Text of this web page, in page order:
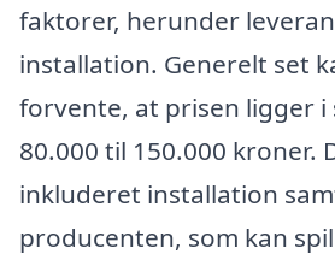
faktorer, herunder
installation. Generelt set
forvente, at prisen ligger
80.000 til 150.000 kroner.
inkluderet installation
producenten, som kan